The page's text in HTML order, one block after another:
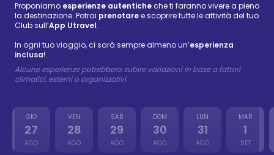
Proponiamo esperienze autenticheche ti faranno vivere a pieno
la destinazione. Potrai prenotaree scoprire tutte le attività del tuo
Club sull’App Utravel.
In ogni tuo viaggio, ci sarà sempre almeno un’esperienza
inclusa!
Alcune esperienze potrebbero subire variazioni in base a fattori
climatici, esterni o organizzativi.
GIO
27
AGO
VEN
28
AGO
SAB
29
AGO
DOM
30
AGO
LUN
31
AGO
MAR
1
SET